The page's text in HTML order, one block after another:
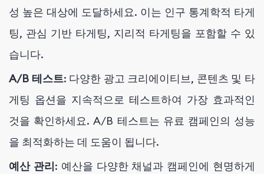
성 높은 대상에 도달하세요. 이는 인구 통계학적 타게
팅, 관심 기반 타게팅, 지리적 타게팅을 포함할 수 있
습니다.
A/B 테스트: 다양한 광고 크리에이티브, 콘텐츠 및 타
게팅 옵션을 지속적으로 테스트하여 가장 효과적인
것을 확인하세요. A/B 테스트는 유료 캠페인의 성능
을 최적화하는 데 도움이 됩니다.
예산 관리: 예산을 다양한 채널과 캠페인에 현명하게